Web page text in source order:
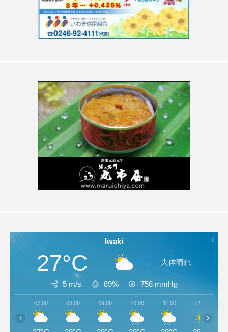
Iwaki
27°C 大体晴れ
5 m/s 89% 758 mmHg
07:00 08:00 09:00 10:00 11:00 12:00
‹ ›